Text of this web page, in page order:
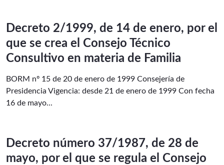
Decreto 2/1999, de 14 de enero, por el
que se crea el Consejo Técnico
Consultivo en materia de Familia
BORM nº 15 de 20 de enero de 1999 Consejería de
Presidencia Vigencia: desde 21 de enero de 1999 Con fecha
16 de mayo...
Decreto número 37/1987, de 28 de
mayo, por el que se regula el Consejo